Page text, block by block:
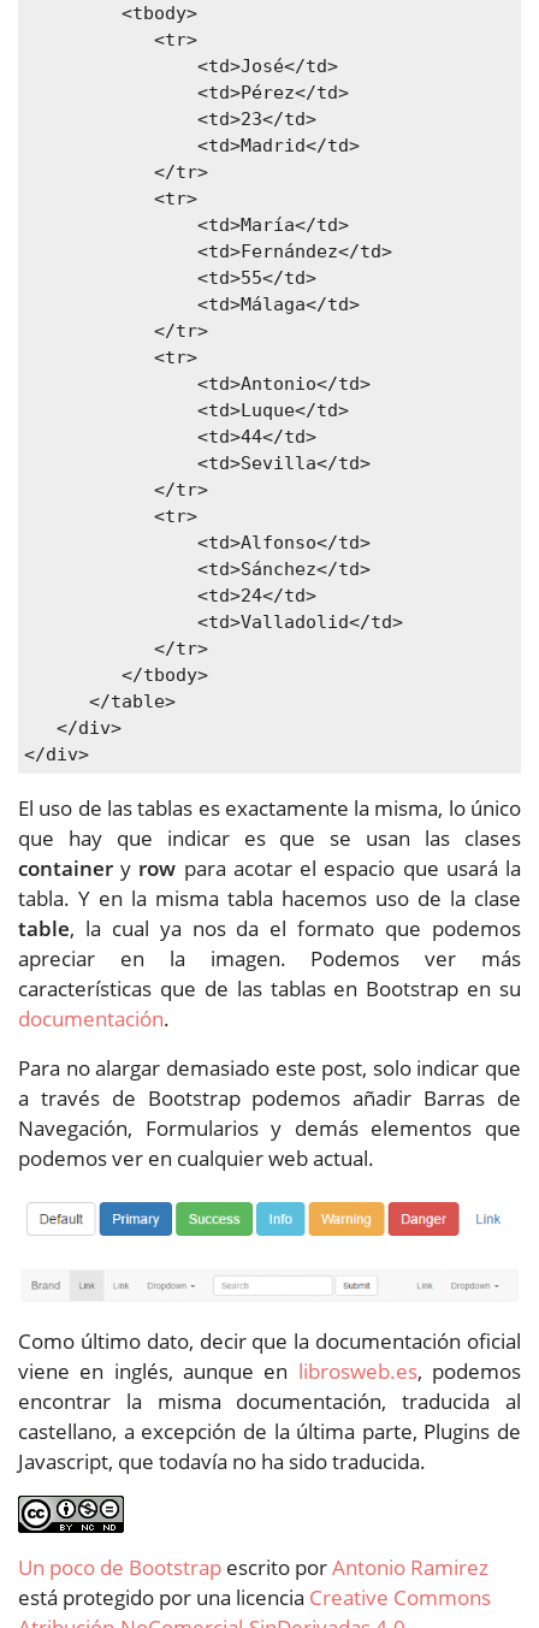
<tbody>
<tr>
<td>José</td>
<td>Pérez</td>
<td>23</td>
<td>Madrid</td>
</tr>
<tr>
<td>María</td>
<td>Fernández</td>
<td>55</td>
<td>Málaga</td>
</tr>
<tr>
<td>Antonio</td>
<td>Luque</td>
<td>44</td>
<td>Sevilla</td>
</tr>
<tr>
<td>Alfonso</td>
<td>Sánchez</td>
<td>24</td>
<td>Valladolid</td>
</tr>
</tbody>
</table>
</div>
</div>
El uso de las tablas es exactamente la misma, lo único
que hay que indicar es que se usan las clases
containery row para acotar el espacio que usará la
tabla. Y en la misma tabla hacemos uso de la clase
table, la cual ya nos da el formato que podemos
apreciar en la imagen. Podemos ver más
características que de las tablas en Bootstrap en su
documentación.
Para no alargar demasiado este post, solo indicar que
a través de Bootstrap podemos añadir Barras de
Navegación, Formularios y demás elementos que
podemos ver en cualquier web actual.
Como último dato, decir que la documentación oficial
viene en inglés, aunque en librosweb.es, podemos
encontrar la misma documentación, traducida al
castellano, a excepción de la última parte, Plugins de
Javascript, que todavía no ha sido traducida.
Un poco de Bootstrap escrito porAntonio Ramirez
está protegido por una licencia Creative Commons